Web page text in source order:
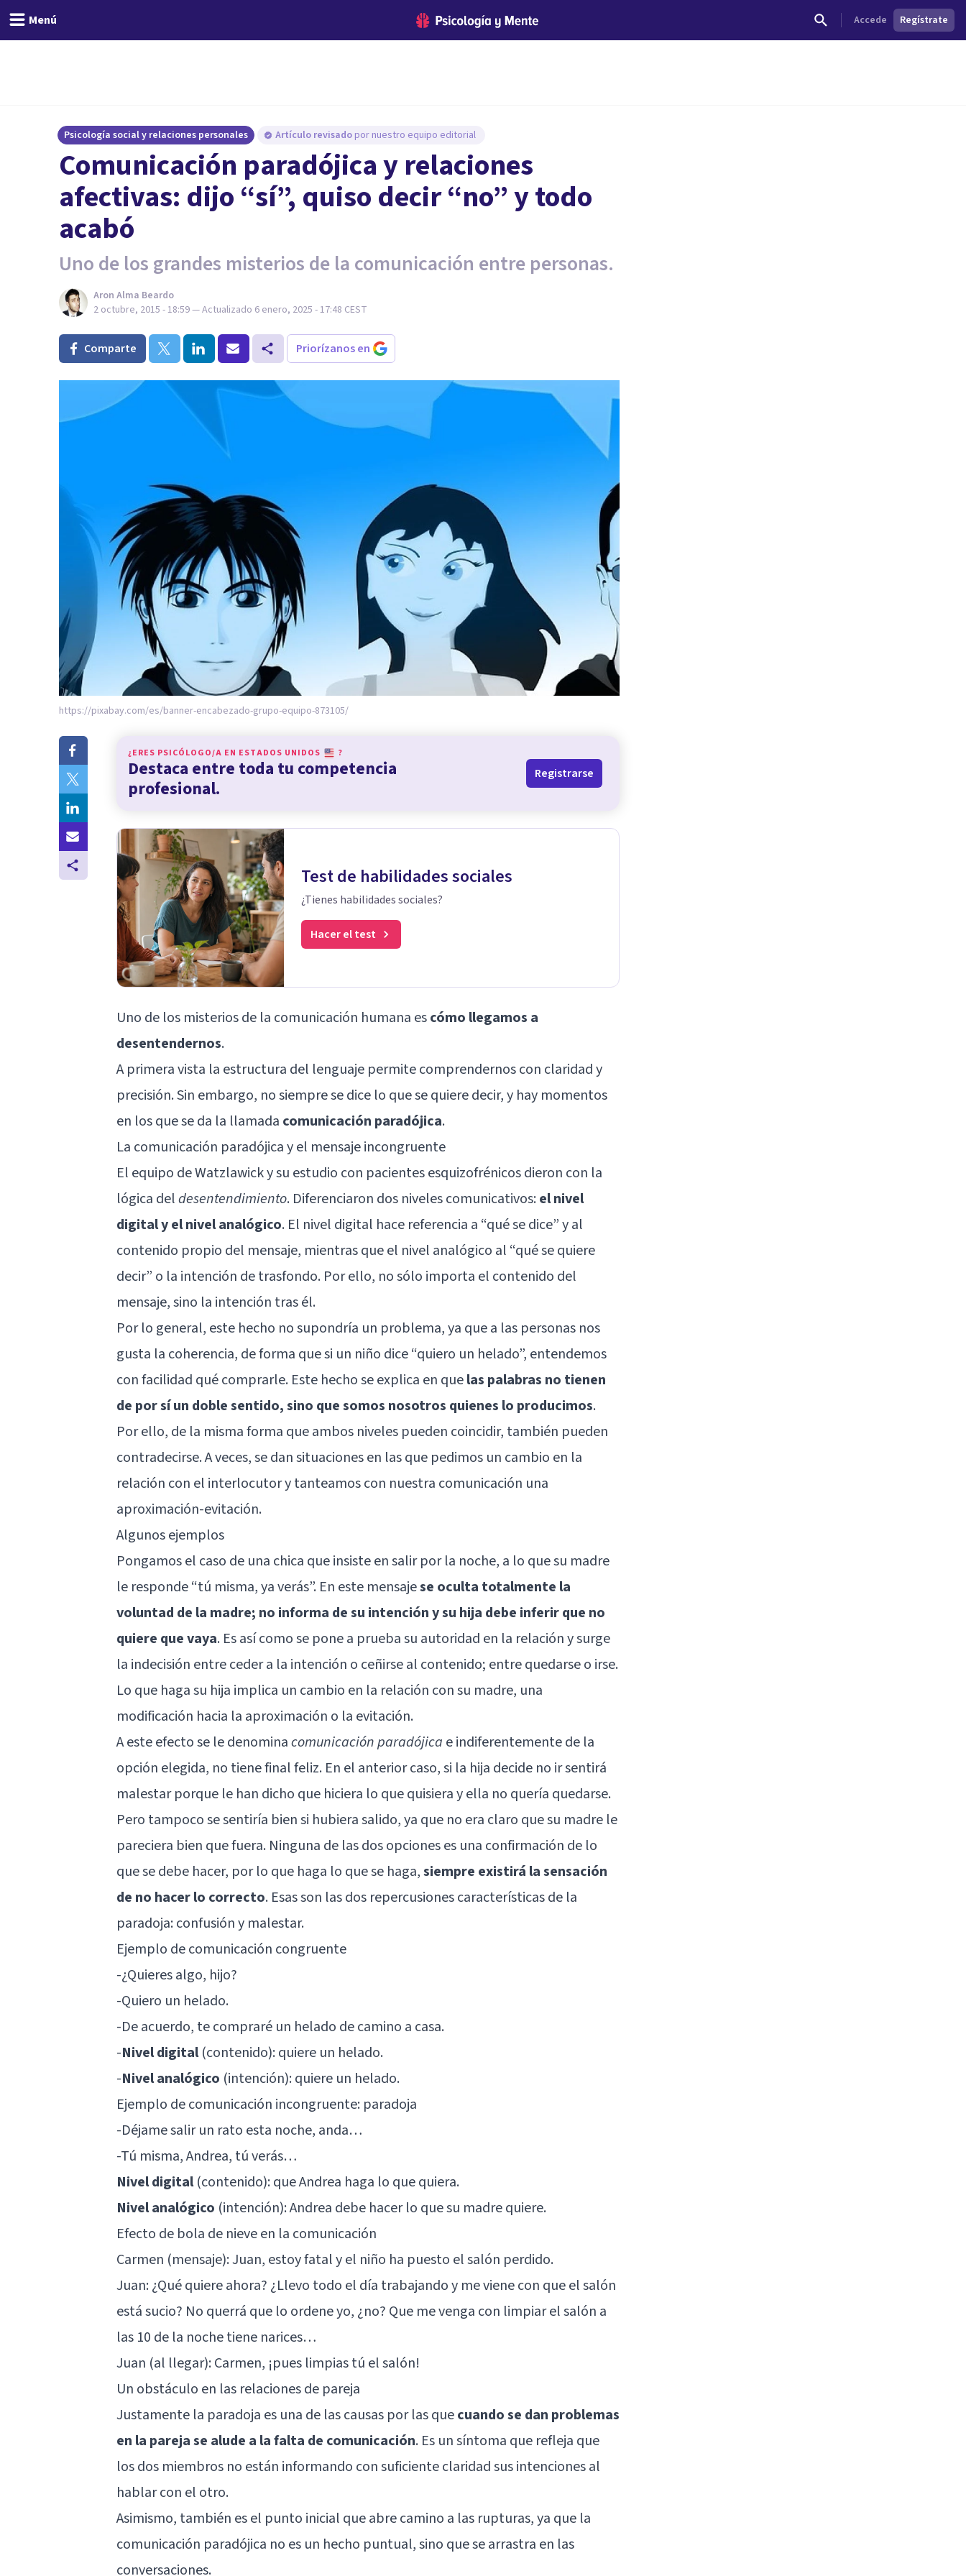
Menú Accede Regístrate
Psicología social y relaciones personales Artículo revisado por nuestro equipo editorial
​Comunicación paradójica y relaciones
afectivas: dijo “sí”, quiso decir “no” y todo
acabó
Uno de los grandes misterios de la comunicación entre personas.
Aron Alma Beardo
2 octubre, 2015 - 18:59— Actualizado 6 enero, 2025 - 17:48 CEST
Comparte Priorízanos en
https://pixabay.com/es/banner-encabezado-grupo-equipo-873105/
¿ERES PSICÓLOGO/A EN ESTADOS UNIDOS ?
Destaca entre toda tu competencia
profesional.
Registrarse
Test de habilidades sociales
¿Tienes habilidades sociales?
Hacer el test
Uno de los misterios de la comunicación humana escómo llegamos a
desentendernos.
A primera vista la estructura del lenguaje permite comprendernos con claridad y
precisión. Sin embargo, no siempre se dice lo que se quiere decir, y hay momentos
en los que se da la llamada comunicación paradójica.
La comunicación paradójica y el mensaje incongruente
El equipo de Watzlawick y su estudio con pacientesesquizofrénicosdieron con la
lógica deldesentendimiento. Diferenciaron dos niveles comunicativos:el nivel
digital y el nivel analógico. El nivel digital hace referencia a “qué se dice” y al
contenido propio del mensaje, mientras que el nivel analógico al “qué se quiere
decir” o la intención de trasfondo. Por ello, no sólo importa el contenido del
mensaje, sino la intención tras él.
Por lo general, este hecho no supondría un problema, ya que a las personas nos
gusta la coherencia, de forma que si un niño dice “quiero un helado”, entendemos
con facilidad qué comprarle. Este hecho se explica en quelas palabras no tienen
de por sí un doble sentido, sino que somos nosotros quienes lo producimos.
Por ello, de la misma forma que ambos niveles pueden coincidir, también pueden
contradecirse. A veces, se dan situaciones en las que pedimos un cambio en la
relación con el interlocutor y tanteamos con nuestra comunicación una
aproximación-evitación.
Algunos ejemplos
Pongamos el caso de una chica que insiste en salir por la noche, a lo que su madre
le responde “tú misma, ya verás”. En este mensajese oculta totalmente la
voluntad de la madre; no informa de su intención y su hija debe inferir que no
quiere que vaya. Es así como se pone a prueba su autoridad en la relación y surge
la indecisión entre ceder a la intención o ceñirse al contenido; entre quedarse o irse.
Lo que haga su hija implica un cambio en la relación con su madre, una
modificación hacia la aproximación o la evitación.
A este efecto se le denominacomunicación paradójica e indiferentemente de la
opción elegida, no tiene final feliz. En el anterior caso, si la hija decide no ir sentirá
malestar porque le han dicho que hiciera lo que quisiera y ella no quería quedarse.
Pero tampoco se sentiría bien si hubiera salido, ya que no era claro que su madre le
pareciera bien que fuera. Ninguna de las dos opciones es una confirmación de lo
que se debe hacer, por lo que haga lo que se haga,siempre existirá la sensación
de no hacer lo correcto. Esas son las dos repercusiones características de la
paradoja: confusión y malestar.
Ejemplo de comunicación congruente
-¿Quieres algo, hijo?
-Quiero un helado.
-De acuerdo, te compraré un helado de camino a casa.
-Nivel digital(contenido): quiere un helado.
-Nivel analógico (intención): quiere un helado.
Ejemplo de comunicación incongruente: paradoja
-Déjame salir un rato esta noche, anda…
-Tú misma, Andrea, tú verás…
Nivel digital(contenido): que Andrea haga lo que quiera.
Nivel analógico (intención): Andrea debe hacer lo que su madre quiere.
Efecto de bola de nieve en la comunicación
Carmen (mensaje): Juan, estoy fatal y el niño ha puesto el salón perdido.
Juan: ¿Qué quiere ahora? ¿Llevo todo el día trabajando y me viene con que el salón
está sucio? No querrá que lo ordene yo, ¿no? Que me venga con limpiar el salón a
las 10 de la noche tiene narices…
Juan (al llegar): Carmen, ¡pues limpias tú el salón!
Un obstáculo en las relaciones de pareja
Justamente la paradoja es una de las causas por las quecuando se dan problemas
en la pareja se alude a la falta de comunicación. Es un síntoma que refleja que
los dos miembros no están informando con suficiente claridad sus intenciones al
hablar con el otro.
Asimismo, también es el punto inicial que abre camino a las rupturas, ya que la
comunicación paradójica no es un hecho puntual, sino que se arrastra en las
conversaciones.